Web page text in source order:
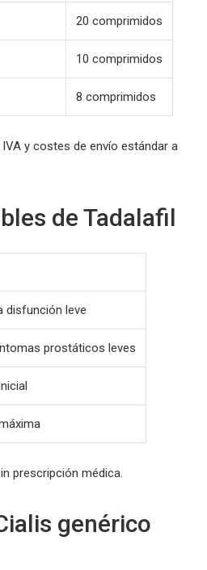
20 comprimidos
10 comprimidos
8 comprimidos
y costes de envío estándar a
de Tadalafil
disfunción leve
prostáticos leves
prescripción médica.
genérico